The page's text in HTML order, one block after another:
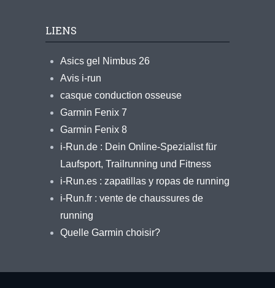
LIENS
Asics gel Nimbus 26
Avis i-run
casque conduction osseuse
Garmin Fenix 7
Garmin Fenix 8
i-Run.de : Dein Online-Spezialist für
Laufsport, Trailrunning und Fitness
i-Run.es : zapatillas y ropas de running
i-Run.fr : vente de chaussures de
running
Quelle Garmin choisir?